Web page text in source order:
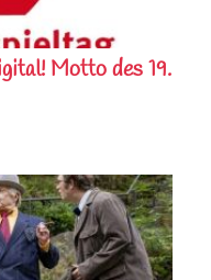
Motto des 19.